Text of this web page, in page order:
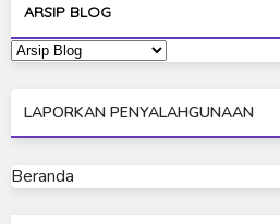
Ultraman Dyna
Ultraman Geed
ARSIP BLOG
LAPORKAN PENYALAHGUNAAN
Beranda